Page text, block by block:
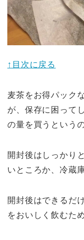
↑目次に戻る
麦茶をお得パック
が、保存に困って
の量を買うという
開封後はしっかり
いところか、冷蔵
開封後はできるだ
をおいしく飲むた